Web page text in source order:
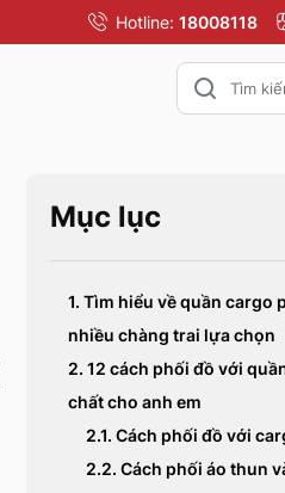
Hotline: 18008118
Mục lục
1. Tìm hiểu về quần cargo
nhiều chàng trai lựa chọn
2. 12 cách phối đồ với
chất cho anh em
2.1. Cách phối đồ với
2.2. Cách phối áo thun